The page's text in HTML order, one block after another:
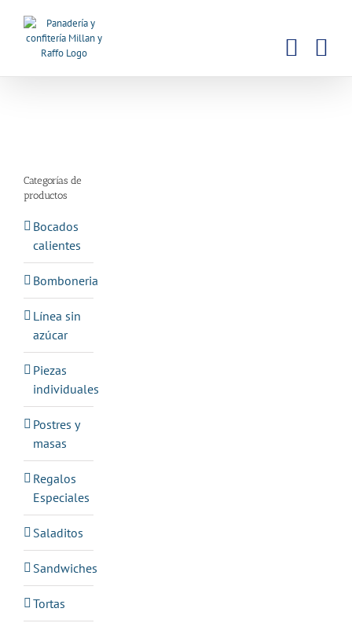
contenido
Categorías de
productos
Bocados
calientes
Bomboneria
Línea sin
azúcar
Piezas
individuales
Postres y
masas
Regalos
Especiales
Saladitos
Sandwiches
Tortas